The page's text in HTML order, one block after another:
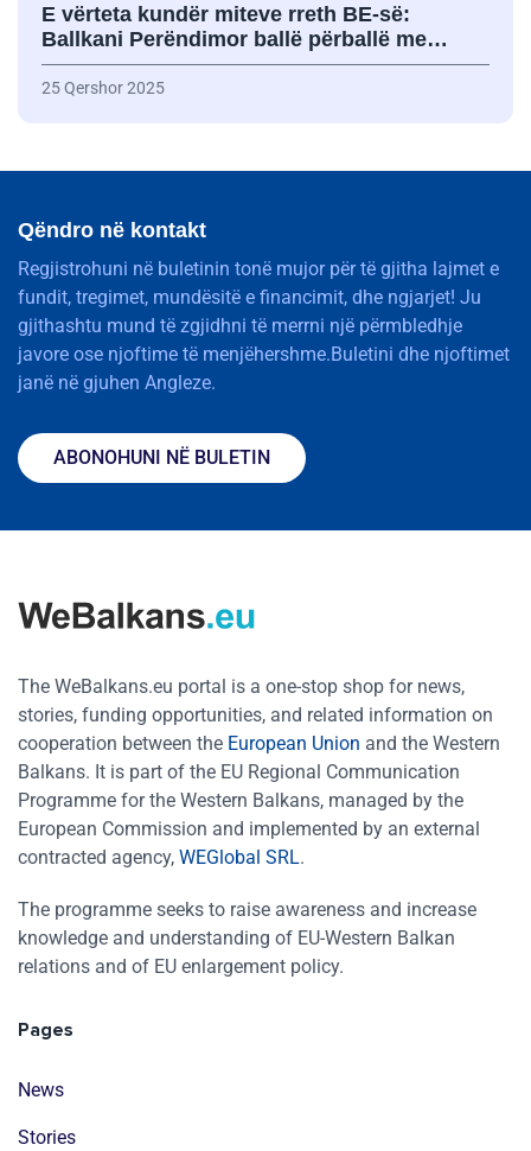
E vërteta kundër miteve rreth BE-së:
Ballkani Perëndimor ballë përballë me…
25 Qershor 2025
Qëndro në kontakt
Regjistrohuni në buletinin tonë mujor për të gjitha lajmet e
fundit, tregimet, mundësitë e financimit, dhe ngjarjet! Ju
gjithashtu mund të zgjidhni të merrni një përmbledhje
javore ose njoftime të menjëhershme.Buletini dhe njoftimet
janë në gjuhen Angleze.
ABONOHUNI NË BULETIN
The WeBalkans.eu portal is a one-stop shop for news,
stories, funding opportunities, and related information on
cooperation between the European Union and the Western
Balkans. It is part of the EU Regional Communication
Programme for the Western Balkans, managed by the
European Commission and implemented by an external
contracted agency, WEGlobal SRL.
The programme seeks to raise awareness and increase
knowledge and understanding of EU-Western Balkan
relations and of EU enlargement policy.
Pages
News
Stories